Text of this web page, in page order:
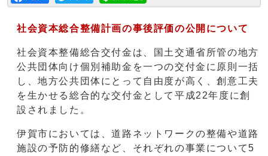
社会資本総合整備計画の事後評価の公開について
社会資本整備総合交付金は、国土交通省所管の地方
公共団体向け個別補助金を一つの交付金に原則一括
し、地方公共団体にとって自由度が高く、創意工夫
を生かせる総合的な交付金として平成22年度に創
設されました。
伊賀市においては、道路ネットワークの整備や道路
施設の予防的修繕など、それぞれの事業について5